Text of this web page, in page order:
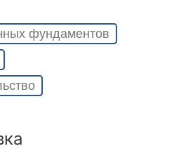
фундаментов